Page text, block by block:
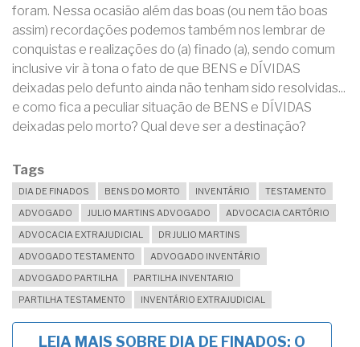
foram. Nessa ocasião além das boas (ou nem tão boas
assim) recordações podemos também nos lembrar de
conquistas e realizações do (a) finado (a), sendo comum
inclusive vir à tona o fato de que BENS e DÍVIDAS
deixadas pelo defunto ainda não tenham sido resolvidas...
e como fica a peculiar situação de BENS e DÍVIDAS
deixadas pelo morto? Qual deve ser a destinação?
Tags
DIA DE FINADOS BENS DO MORTO INVENTÁRIO
TESTAMENTO
ADVOGADO
JULIO MARTINS ADVOGADO
ADVOCACIA CARTÓRIO
ADVOCACIA EXTRAJUDICIAL
DR JULIO MARTINS
ADVOGADO TESTAMENTO
ADVOGADO INVENTÁRIO
ADVOGADO PARTILHA
PARTILHA INVENTARIO
PARTILHA TESTAMENTO
INVENTÁRIO EXTRAJUDICIAL
LEIA MAIS SOBRE DIA DE FINADOS: O